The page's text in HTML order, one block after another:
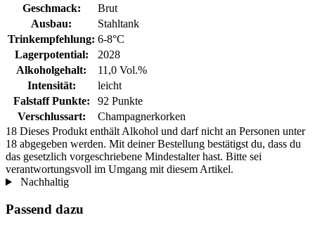
Geschmack:
Brut
Ausbau:
Stahltank
Trinkempfehlung: 6-8°C
Lagerpotential:
2028
Alkoholgehalt:
11,0 Vol.%
Intensität:
leicht
Falstaff Punkte:
92 Punkte
Verschlussart:
Champagnerkorken
18 Dieses Produkt enthält Alkohol und darf nicht an Personen unter
18 abgegeben werden. Mit deiner Bestellung bestätigst du, dass du
das gesetzlich vorgeschriebene Mindestalter hast. Bitte sei
verantwortungsvoll im Umgang mit diesem Artikel.
Nachhaltig
Passend dazu